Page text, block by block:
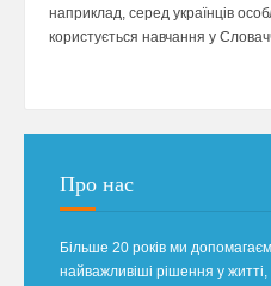
наприклад, серед українців
користується навчання у
Про нас
Більше 20 років ми
найважливіші рішення у житті,